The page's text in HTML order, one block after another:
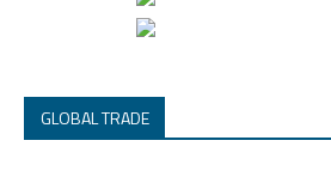
GLOBAL TRADE